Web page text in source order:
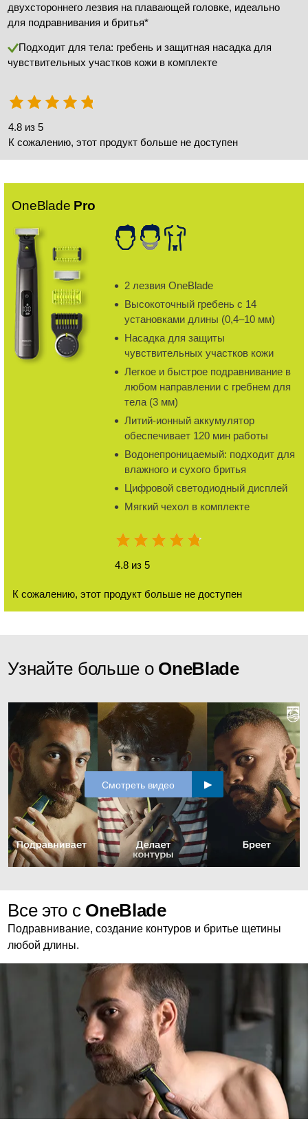
двухстороннего лезвия на плавающей головке, идеально
для подравнивания и бритья*
Подходит для тела: гребень и защитная насадка для
чувствительных участков кожи в комплекте
4.8 из 5
К сожалению, этот продукт больше не доступен
OneBlade Pro
2 лезвия OneBlade
Высокоточный гребень с 14
установками длины (0,4–10 мм)
Насадка для защиты
чувствительных участков кожи
Легкое и быстрое подравнивание в
любом направлении с гребнем для
тела (3 мм)
Литий-ионный аккумулятор
обеспечивает 120 мин работы
Водонепроницаемый: подходит для
влажного и сухого бритья
Цифровой светодиодный дисплей
Мягкий чехол в комплекте
4.8 из 5
К сожалению, этот продукт больше не доступен
Узнайте больше оOneBlade
Смотреть видео
Все это сOneBlade
Подравнивание, создание контуров и бритье щетины
любой длины.